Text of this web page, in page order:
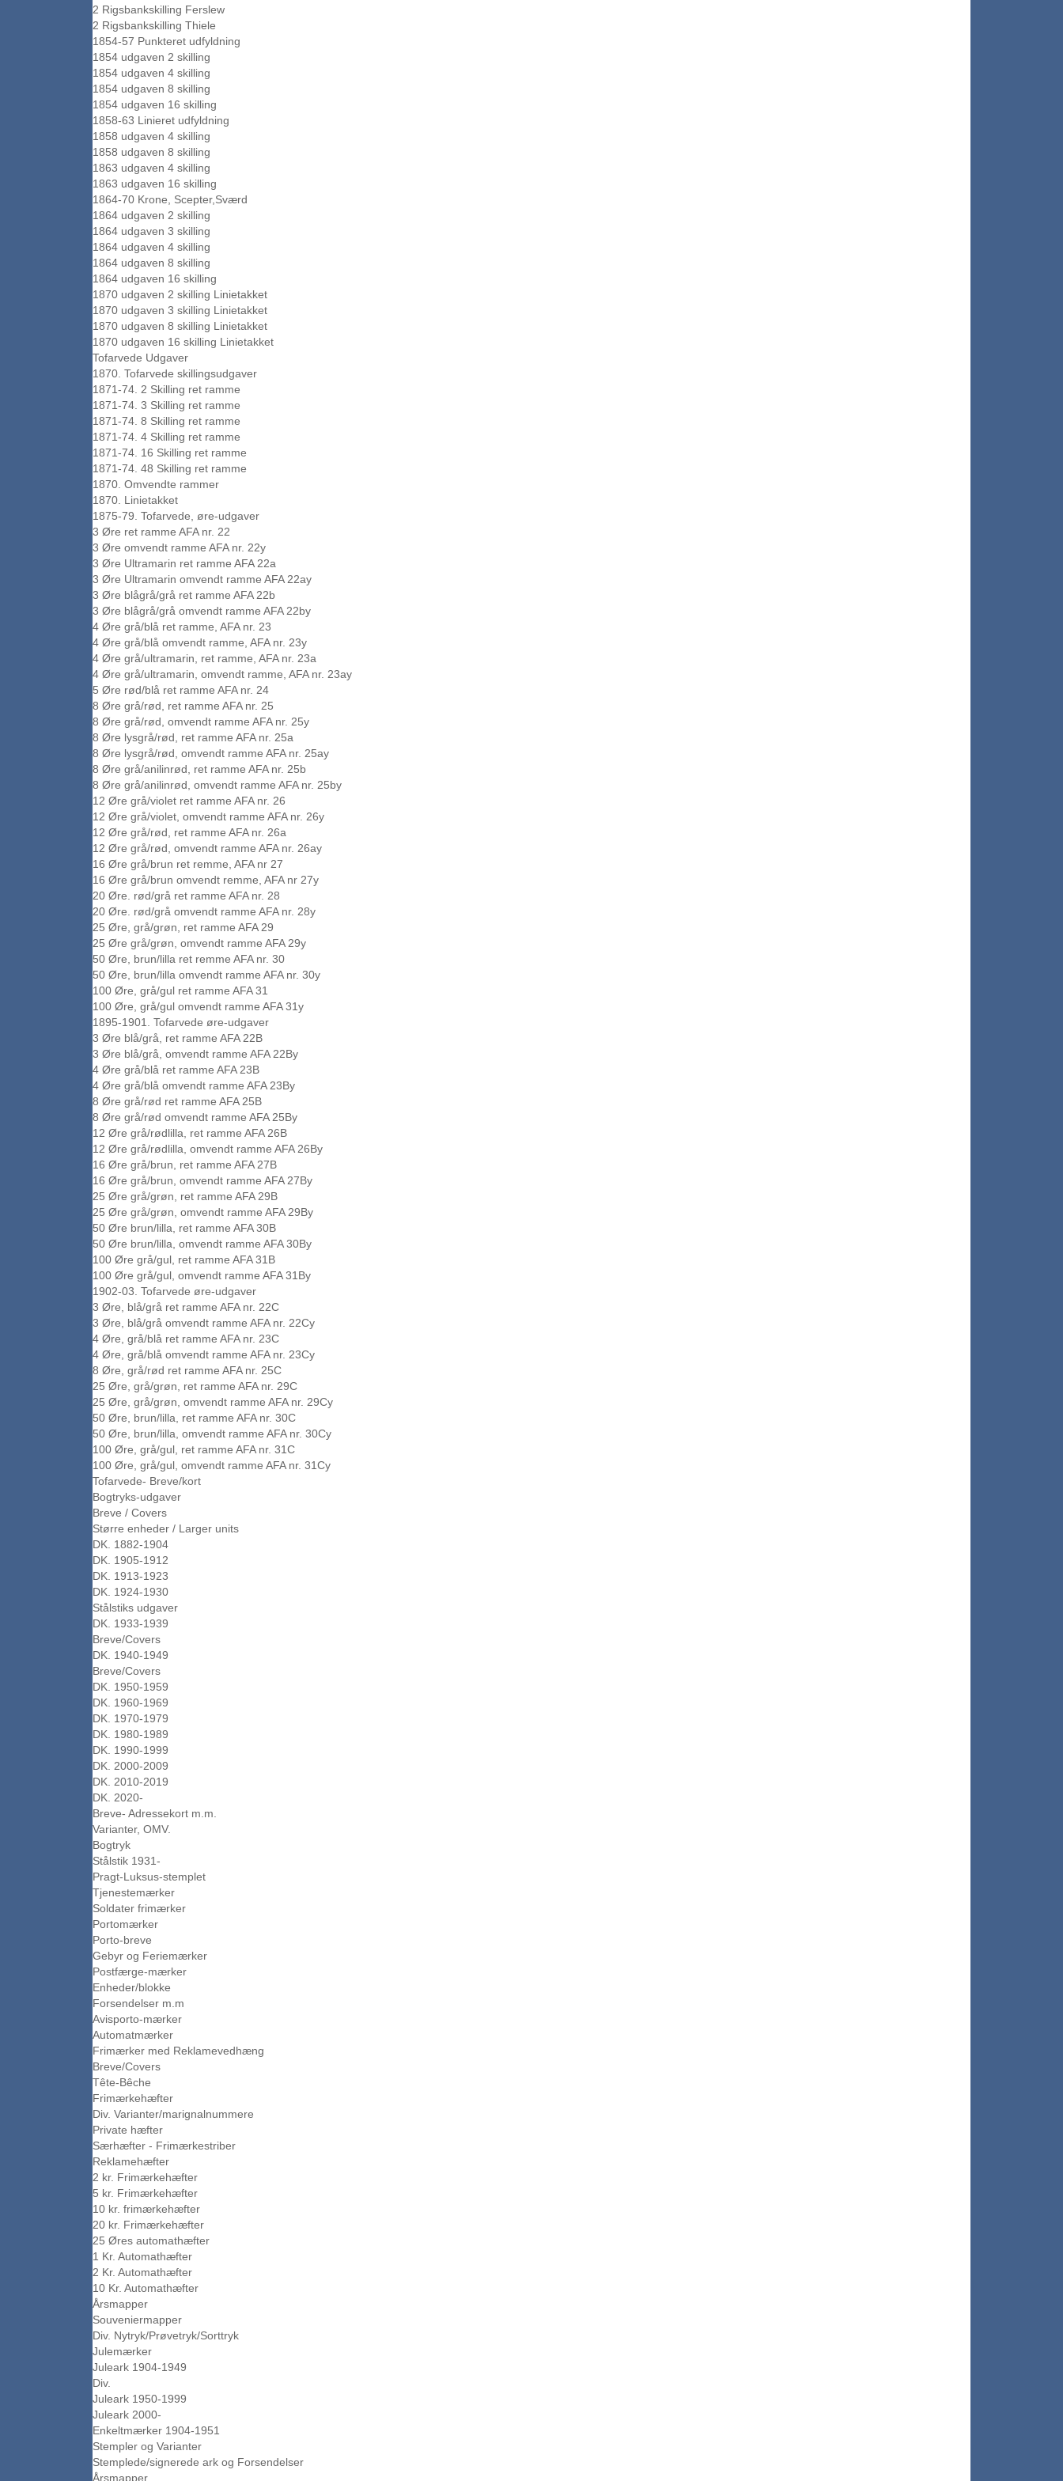
2 Rigsbankskilling Ferslew
2 Rigsbankskilling Thiele
1854-57 Punkteret udfyldning
1854 udgaven 2 skilling
1854 udgaven 4 skilling
1854 udgaven 8 skilling
1854 udgaven 16 skilling
1858-63 Linieret udfyldning
1858 udgaven 4 skilling
1858 udgaven 8 skilling
1863 udgaven 4 skilling
1863 udgaven 16 skilling
1864-70 Krone, Scepter,Sværd
1864 udgaven 2 skilling
1864 udgaven 3 skilling
1864 udgaven 4 skilling
1864 udgaven 8 skilling
1864 udgaven 16 skilling
1870 udgaven 2 skilling Linietakket
1870 udgaven 3 skilling Linietakket
1870 udgaven 8 skilling Linietakket
1870 udgaven 16 skilling Linietakket
Tofarvede Udgaver
1870. Tofarvede skillingsudgaver
1871-74. 2 Skilling ret ramme
1871-74. 3 Skilling ret ramme
1871-74. 8 Skilling ret ramme
1871-74. 4 Skilling ret ramme
1871-74. 16 Skilling ret ramme
1871-74. 48 Skilling ret ramme
1870. Omvendte rammer
1870. Linietakket
1875-79. Tofarvede, øre-udgaver
3 Øre ret ramme AFA nr. 22
3 Øre omvendt ramme AFA nr. 22y
3 Øre Ultramarin ret ramme AFA 22a
3 Øre Ultramarin omvendt ramme AFA 22ay
3 Øre blågrå/grå ret ramme AFA 22b
3 Øre blågrå/grå omvendt ramme AFA 22by
4 Øre grå/blå ret ramme, AFA nr. 23
4 Øre grå/blå omvendt ramme, AFA nr. 23y
4 Øre grå/ultramarin, ret ramme, AFA nr. 23a
4 Øre grå/ultramarin, omvendt ramme, AFA nr. 23ay
5 Øre rød/blå ret ramme AFA nr. 24
8 Øre grå/rød, ret ramme AFA nr. 25
8 Øre grå/rød, omvendt ramme AFA nr. 25y
8 Øre lysgrå/rød, ret ramme AFA nr. 25a
8 Øre lysgrå/rød, omvendt ramme AFA nr. 25ay
8 Øre grå/anilinrød, ret ramme AFA nr. 25b
8 Øre grå/anilinrød, omvendt ramme AFA nr. 25by
12 Øre grå/violet ret ramme AFA nr. 26
12 Øre grå/violet, omvendt ramme AFA nr. 26y
12 Øre grå/rød, ret ramme AFA nr. 26a
12 Øre grå/rød, omvendt ramme AFA nr. 26ay
16 Øre grå/brun ret remme, AFA nr 27
16 Øre grå/brun omvendt remme, AFA nr 27y
20 Øre. rød/grå ret ramme AFA nr. 28
20 Øre. rød/grå omvendt ramme AFA nr. 28y
25 Øre, grå/grøn, ret ramme AFA 29
25 Øre grå/grøn, omvendt ramme AFA 29y
50 Øre, brun/lilla ret remme AFA nr. 30
50 Øre, brun/lilla omvendt ramme AFA nr. 30y
100 Øre, grå/gul ret ramme AFA 31
100 Øre, grå/gul omvendt ramme AFA 31y
1895-1901. Tofarvede øre-udgaver
3 Øre blå/grå, ret ramme AFA 22B
3 Øre blå/grå, omvendt ramme AFA 22By
4 Øre grå/blå ret ramme AFA 23B
4 Øre grå/blå omvendt ramme AFA 23By
8 Øre grå/rød ret ramme AFA 25B
8 Øre grå/rød omvendt ramme AFA 25By
12 Øre grå/rødlilla, ret ramme AFA 26B
12 Øre grå/rødlilla, omvendt ramme AFA 26By
16 Øre grå/brun, ret ramme AFA 27B
16 Øre grå/brun, omvendt ramme AFA 27By
25 Øre grå/grøn, ret ramme AFA 29B
25 Øre grå/grøn, omvendt ramme AFA 29By
50 Øre brun/lilla, ret ramme AFA 30B
50 Øre brun/lilla, omvendt ramme AFA 30By
100 Øre grå/gul, ret ramme AFA 31B
100 Øre grå/gul, omvendt ramme AFA 31By
1902-03. Tofarvede øre-udgaver
3 Øre, blå/grå ret ramme AFA nr. 22C
3 Øre, blå/grå omvendt ramme AFA nr. 22Cy
4 Øre, grå/blå ret ramme AFA nr. 23C
4 Øre, grå/blå omvendt ramme AFA nr. 23Cy
8 Øre, grå/rød ret ramme AFA nr. 25C
25 Øre, grå/grøn, ret ramme AFA nr. 29C
25 Øre, grå/grøn, omvendt ramme AFA nr. 29Cy
50 Øre, brun/lilla, ret ramme AFA nr. 30C
50 Øre, brun/lilla, omvendt ramme AFA nr. 30Cy
100 Øre, grå/gul, ret ramme AFA nr. 31C
100 Øre, grå/gul, omvendt ramme AFA nr. 31Cy
Tofarvede- Breve/kort
Bogtryks-udgaver
Breve / Covers
Større enheder / Larger units
DK. 1882-1904
DK. 1905-1912
DK. 1913-1923
DK. 1924-1930
Stålstiks udgaver
DK. 1933-1939
Breve/Covers
DK. 1940-1949
Breve/Covers
DK. 1950-1959
DK. 1960-1969
DK. 1970-1979
DK. 1980-1989
DK. 1990-1999
DK. 2000-2009
DK. 2010-2019
DK. 2020-
Breve- Adressekort m.m.
Varianter, OMV.
Bogtryk
Stålstik 1931-
Pragt-Luksus-stemplet
Tjenestemærker
Soldater frimærker
Portomærker
Porto-breve
Gebyr og Feriemærker
Postfærge-mærker
Enheder/blokke
Forsendelser m.m
Avisporto-mærker
Automatmærker
Frimærker med Reklamevedhæng
Breve/Covers
Tête-Bêche
Frimærkehæfter
Div. Varianter/marignalnummere
Private hæfter
Særhæfter - Frimærkestriber
Reklamehæfter
2 kr. Frimærkehæfter
5 kr. Frimærkehæfter
10 kr. frimærkehæfter
20 kr. Frimærkehæfter
25 Øres automathæfter
1 Kr. Automathæfter
2 Kr. Automathæfter
10 Kr. Automathæfter
Årsmapper
Souveniermapper
Div. Nytryk/Prøvetryk/Sorttryk
Julemærker
Juleark 1904-1949
Div.
Juleark 1950-1999
Juleark 2000-
Enkeltmærker 1904-1951
Stempler og Varianter
Stemplede/signerede ark og Forsendelser
Årsmapper